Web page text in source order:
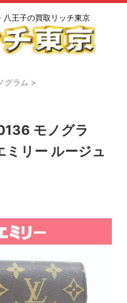
王子の買取リッチ東京
グラム >
モノグラ
ミリー ルージュ